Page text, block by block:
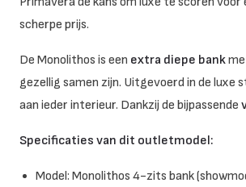
scherpe prijs.
De Monolithos is een extra diepe bank
gezellig samen zijn. Uitgevoerd in de luxe
aan ieder interieur. Dankzij de bijpassende
Specificaties van dit outletmodel:
Model: Monolithos 4-zits bank